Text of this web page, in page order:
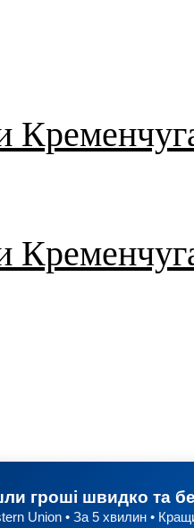
гроші швидко та
Union • За 5 хвилин •